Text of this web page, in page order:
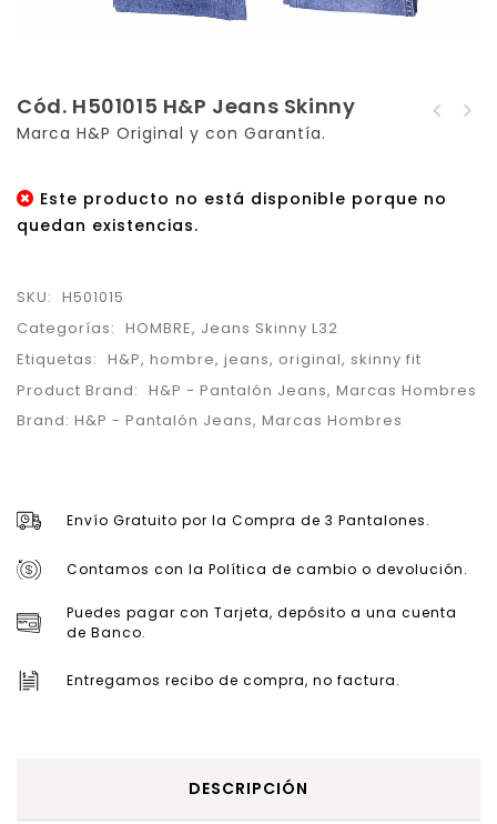
Cód. H501015 H&P Jeans Skinny
Marca H&P Original y con Garantía.
Este producto no está disponible porque no
quedan existencias.
SKU: H501015
Categorías: HOMBRE, Jeans Skinny L32
Etiquetas: H&P, hombre, jeans, original, skinny fit
Product Brand: H&P - Pantalón Jeans, Marcas Hombres
Brand: H&P - Pantalón Jeans, Marcas Hombres
Envío Gratuito por la Compra de 3 Pantalones.
Contamos con la Política de cambio o devolución.
Puedes pagar con Tarjeta, depósito a una cuenta
de Banco.
Entregamos recibo de compra, no factura.
DESCRIPCIÓN